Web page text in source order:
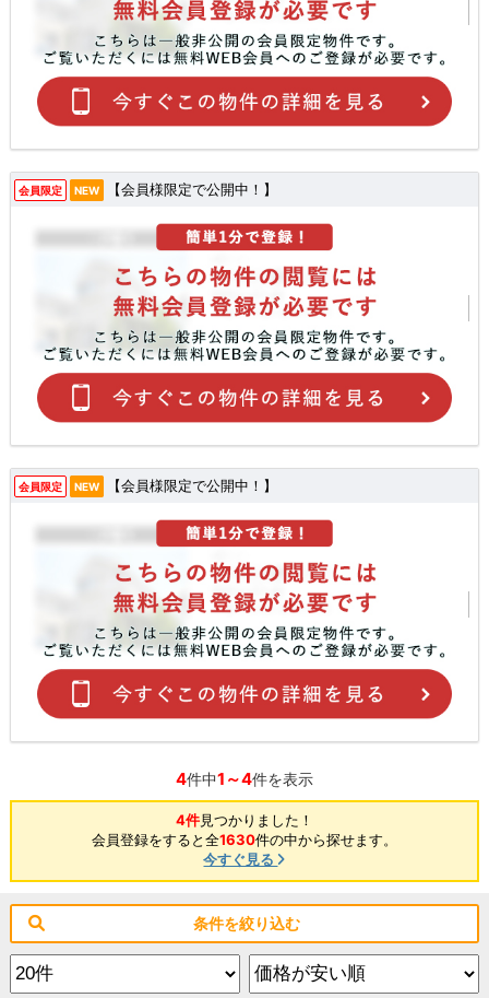
会員限定 NEW 【会員様限定で公開中！】
会員限定 NEW 【会員様限定で公開中！】
4件中1～4件を表示
4件見つかりました！
会員登録をすると全1630件の中から探せます。
今すぐ見る
条件を絞り込む